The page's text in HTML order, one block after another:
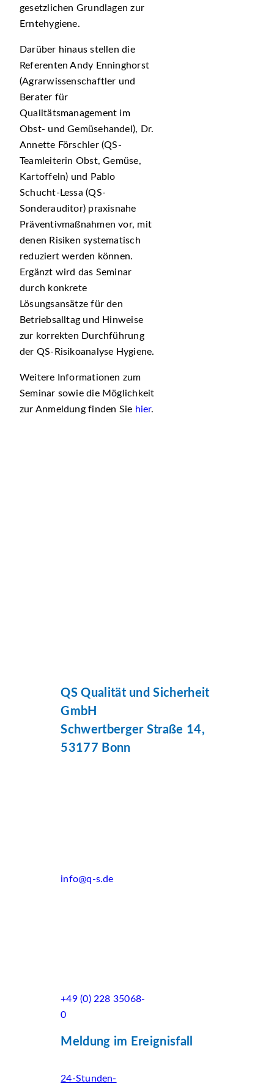
gesetzlichen Grundlagen zur
Erntehygiene.
Darüber hinaus stellen die
Referenten Andy Enninghorst
(Agrarwissenschaftler und
Berater für
Qualitätsmanagement im
Obst- und Gemüsehandel), Dr.
Annette Förschler (QS-
Teamleiterin Obst, Gemüse,
Kartoffeln) und Pablo
Schucht-Lessa (QS-
Sonderauditor) praxisnahe
Präventivmaßnahmen vor, mit
denen Risiken systematisch
reduziert werden können.
Ergänzt wird das Seminar
durch konkrete
Lösungsansätze für den
Betriebsalltag und Hinweise
zur korrekten Durchführung
der QS‑Risikoanalyse Hygiene.
Weitere Informationen zum
Seminar sowie die Möglichkeit
zur Anmeldung finden Sie hier.
QS Qualität und Sicherheit
GmbH
Schwertberger Straße 14,
53177 Bonn
info@q-s.de
+49 (0) 228 35068-
0
Meldung im Ereignisfall
24-Stunden-